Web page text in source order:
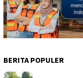
BERITA POPULER